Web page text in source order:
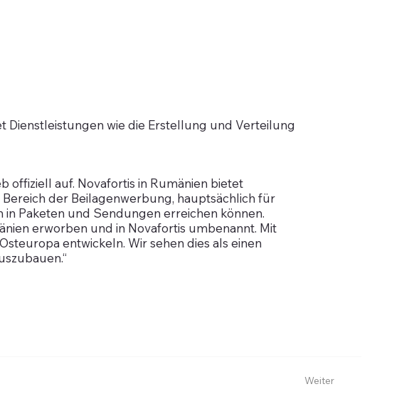
Dienstleistungen wie die Erstellung und Verteilung
offiziell auf. Novafortis in Rumänien bietet
der Beilagenwerbung, hauptsächlich für
Paketen und Sendungen erreichen können.
erworben und in Novafortis umbenannt. Mit
entwickeln. Wir sehen dies als einen
Weiter